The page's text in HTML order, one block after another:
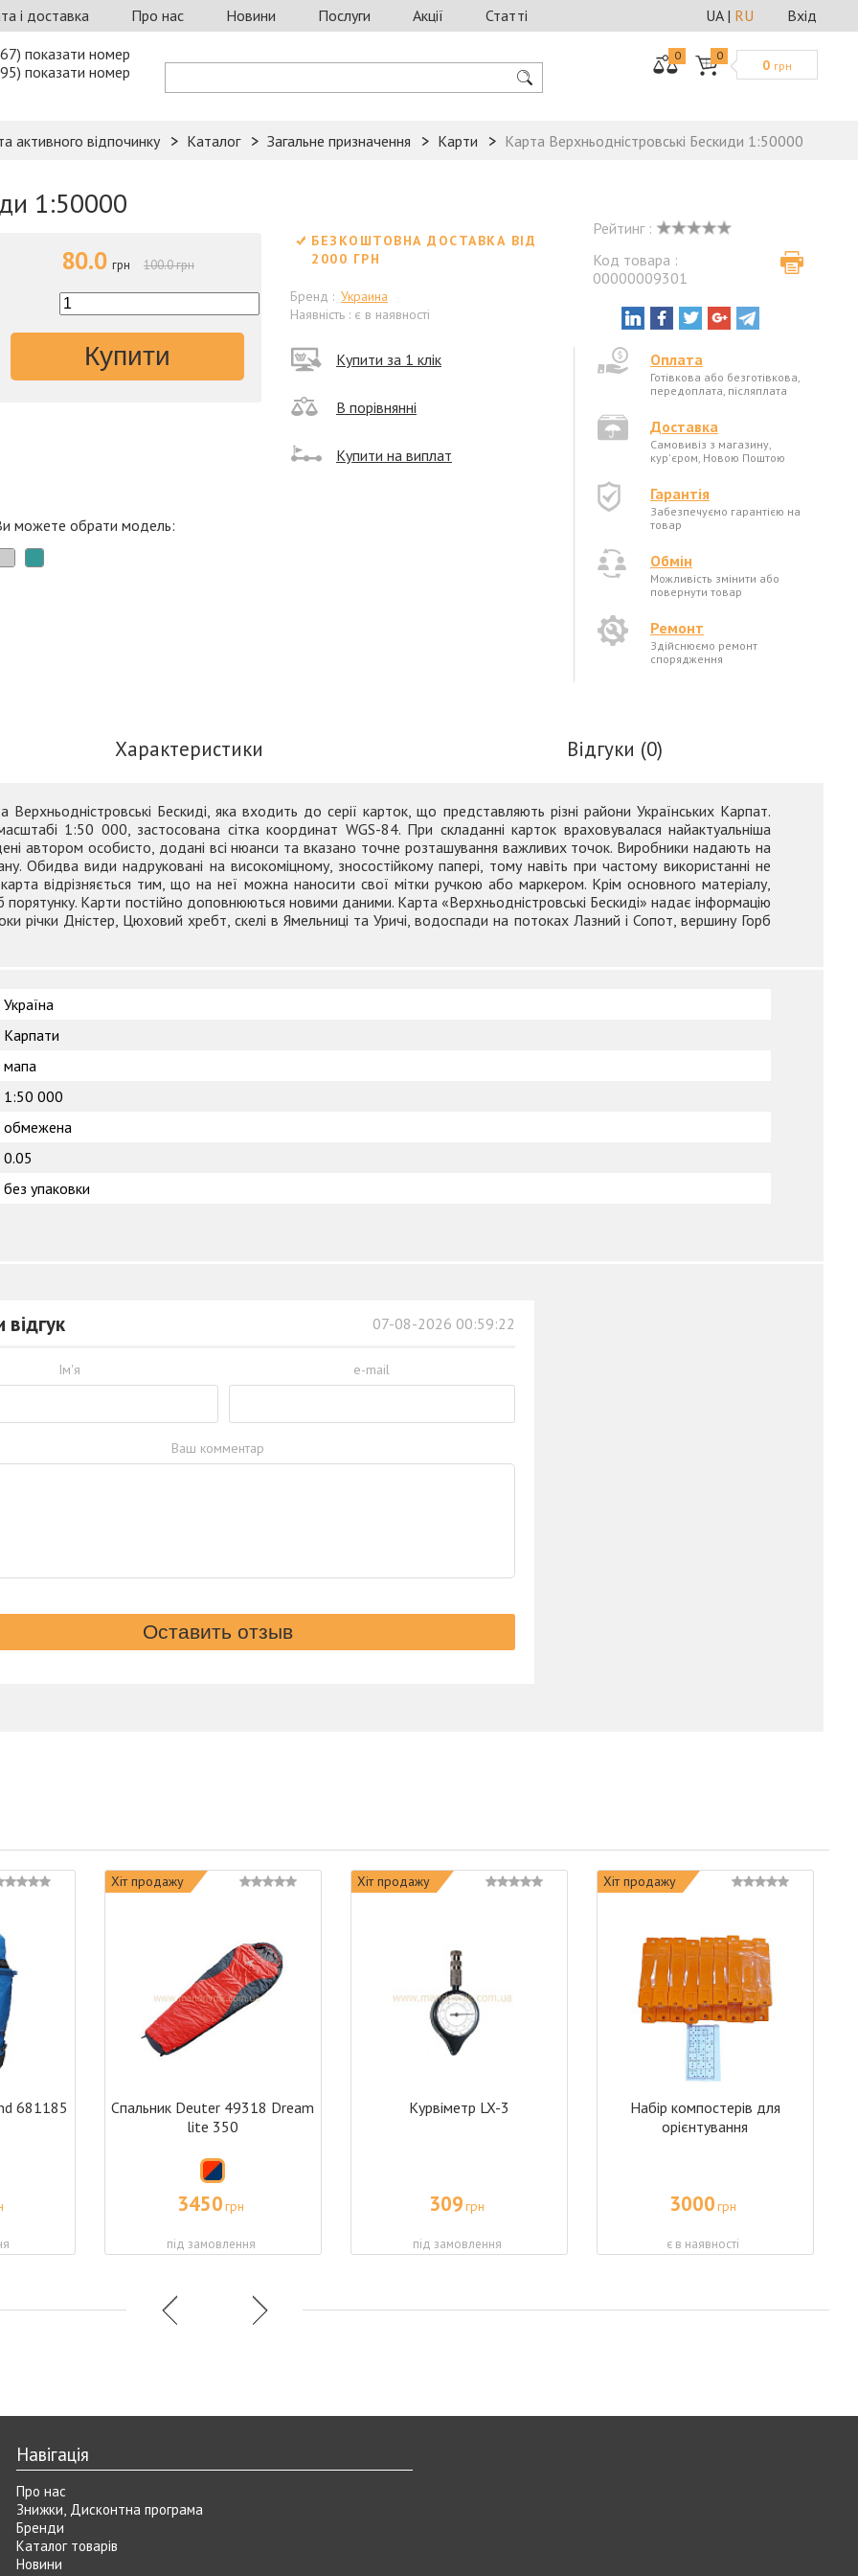
і доставка Про нас Новини Послуги Акції Статті Вхід
UA| RU
показати номер
показати номер
0 0
0 грн
активного відпочинку Каталог Загальне призначення Карти Карта Верхньодністровські Бескиди 1:50000
1:50000
Рейтинг :
Код товара :
00000009301
Оплата
Готівкова або безготівкова,
передоплата, післяплата
Доставка
Самовивіз з магазину,
кур'єром, Новою Поштою
Гарантія
Забезпечуємо гарантією на
товар
Обмін
Можливість змінити або
повернути товар
Ремонт
Здійснюємо ремонт
спорядження
БЕЗКОШТОВНА ДОСТАВКА ВІД
2000 ГРН
Бренд : Украина
Наявність : є в наявності
80.0 грн 100.0 грн
Купити Купити за 1 клік
В порівнянні
Купити на виплат
можете обрати модель:
Характеристики Відгуки (0)
Бескиді, яка входить до серії карток, що представляють різні райони Українських Карпат.
1:50 000, застосована сітка координат WGS-84. При складанні карток враховувалася найактуальніша
автором особисто, додані всі нюанси та вказано точне розташування важливих точок. Виробники надають на
Обидва види надруковані на високоміцному, зносостійкому папері, тому навіть при частому використанні не
відрізняється тим, що на неї можна наносити свої мітки ручкою або маркером. Крім основного матеріалу,
порятунку. Карти постійно доповнюються новими даними. Карта «Верхньодністровські Бескиді» надає інформацію
річки Дністер, Цюховий хребт, скелі в Ямельниці та Уричі, водоспади на потоках Лазний і Сопот, вершину Горб
Україна
Карпати
мапа
1:50 000
обмежена
0.05
без упаковки
відгук 07-08-2026 00:59:22
Ім'я e-mail
Ваш комментар
681185
Хіт продажу
Спальник Deuter 49318 Dream
lite 350
3450грн
під замовлення
Хіт продажу
Курвіметр LX-3
309грн
під замовлення
Хіт продажу
Набір компостерів для
орієнтування
3000грн
є в наявності
Навігація
Про нас
Знижки, Дисконтна програма
Бренди
Каталог товарів
Новини